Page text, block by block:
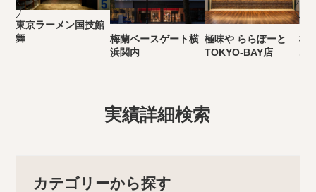
東京ラーメン国技館
舞
梅蘭ベースゲート横
浜関内
極味や ららぽーと
TOKYO-BAY店
極
ム
実績詳細検索
カテゴリーから探す